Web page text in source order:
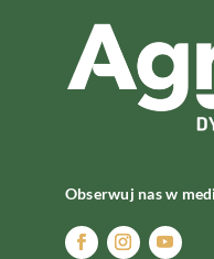
Obserwuj nas w